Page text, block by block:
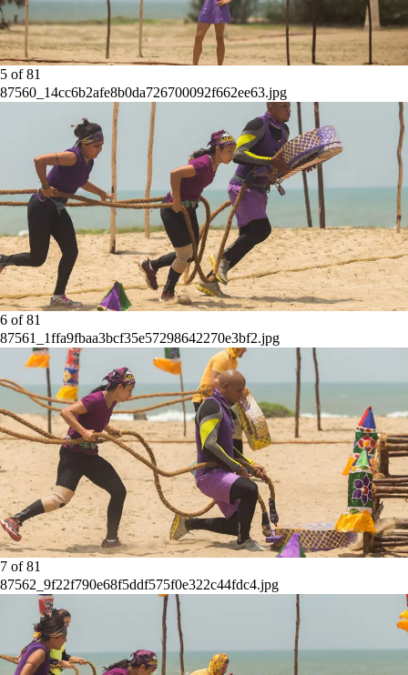
5 of81
87560_14cc6b2afe8b0da726700092f662ee63.jpg
6 of81
87561_1ffa9fbaa3bcf35e57298642270e3bf2.jpg
7 of81
87562_9f22f790e68f5ddf575f0e322c44fdc4.jpg